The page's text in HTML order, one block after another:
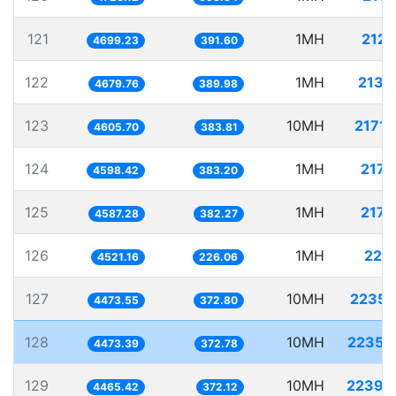
121 4699.23 391.60 1MH
122 4679.76 389.98 1MH
123 4605.70 383.81 10MH
124 4598.42 383.20 1MH
125 4587.28 382.27 1MH
126 4521.16 226.06 1MH
127 4473.55 372.80 10MH
128 4473.39 372.78 10MH
129 4465.42 372.12 10MH